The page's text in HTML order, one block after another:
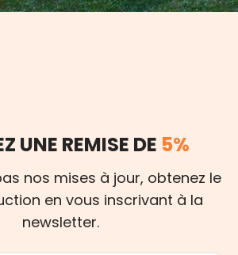
UNE REMISE DE 5%
nos mises à jour, obtenez le
en vous inscrivant à la
newsletter.